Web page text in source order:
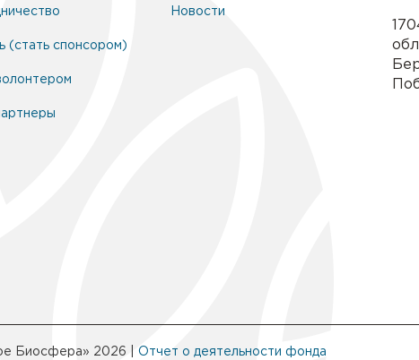
(стать спонсором)
Новости
Биосфера» 2026 | Отчет о деятельности фонда